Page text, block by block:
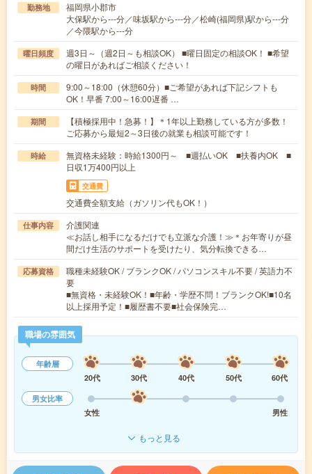
勤務地
福岡県小郡市
大保駅から---分／味坂駅から---分／松崎(福岡県)駅から---分
／今隈駅から---分
曜日頻度
週3日～（週2日～も相談OK） ■曜日固定の相談OK！ ■希望
の曜日があればご相談ください！
時間
9:00～18:00（休憩60分）■ご希望があれば下記シフトも
OK！早番 7:00～16:00遅番 …
期間
【積極採用中！急募！】＊1年以上勤務している方が多数！
ご応募から最短2～3日後の就業も相談可能です！
時給
無資格未経験：時給1300円～ ■週払いOK ■扶養内OK ■
日収1万400円以上
交通費
交通費全額支給（ガソリン代もOK！）
仕事内容
介護関連
≪お話し相手になるだけでも立派な介護！≫＊お年寄りが昼
間だけ生活のサポートを受けたり、気分転換できる…
応募資格
職種未経験OK / ブランクOK / パソコンスキル不要 / 英語力不
要
■無資格・未経験OK！■年齢・学歴不問！ブランクOK!■10名
以上採用予定！■履歴書不要■社会保険完…
職場の雰囲気
年齢層
20代
30代 40代 50代
60代
男女比率
女性
男性
もっと見る